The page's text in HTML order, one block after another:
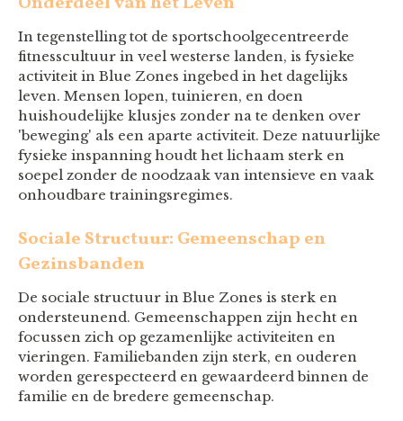
In tegenstelling tot de sportschoolgecentreerde
fitnesscultuur in veel westerse landen, is fysieke
activiteit in Blue Zones ingebed in het dagelijks
leven. Mensen lopen, tuinieren, en doen
huishoudelijke klusjes zonder na te denken over
'beweging' als een aparte activiteit. Deze natuurlijke
fysieke inspanning houdt het lichaam sterk en
soepel zonder de noodzaak van intensieve en vaak
onhoudbare trainingsregimes.
Sociale Structuur: Gemeenschap en
Gezinsbanden
De sociale structuur in Blue Zones is sterk en
ondersteunend. Gemeenschappen zijn hecht en
focussen zich op gezamenlijke activiteiten en
vieringen. Familiebanden zijn sterk, en ouderen
worden gerespecteerd en gewaardeerd binnen de
familie en de bredere gemeenschap.